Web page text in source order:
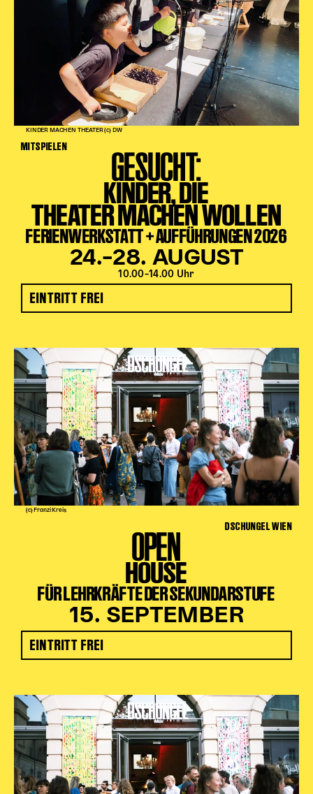
KINDER MACHEN THEATER (c) DW
MITSPIELEN GESUCHT:
KINDER, DIE
THEATER MACHEN WOLLEN
FERIENWERKSTATT + AUFFÜHRUNGEN 2026
24.–28. AUGUST
10.00–14.00 Uhr
EINTRITT FREI
(c) Franzi Kreis
DSCHUNGEL WIEN
OPEN
HOUSE
FÜR LEHRKRÄFTE DER SEKUNDARSTUFE
15. SEPTEMBER
EINTRITT FREI